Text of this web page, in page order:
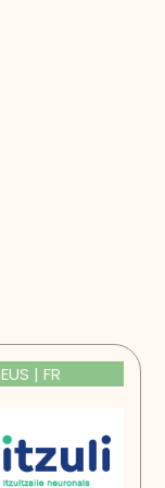
EUS | FR